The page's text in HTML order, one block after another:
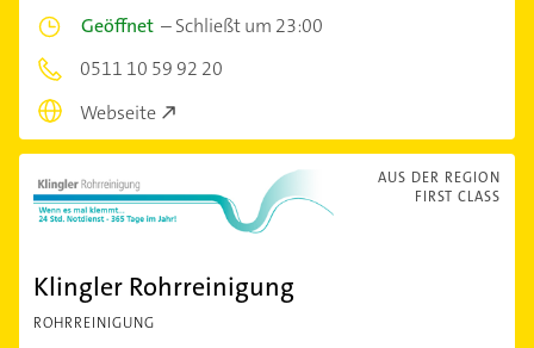
Geöffnet –Schließt um 23:00
0511 10 59 92 20
Webseite
AUS DER REGION
FIRST CLASS
Klingler Rohrreinigung
ROHRREINIGUNG